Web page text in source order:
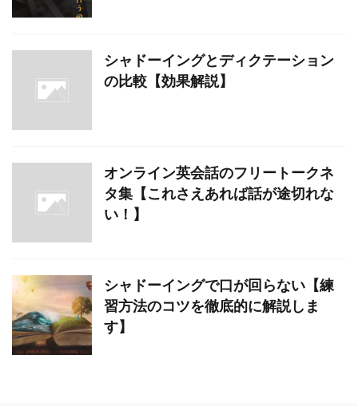
シャドーイングとディクテーション
の比較【効果解説】
オンライン英会話のフリートークネ
タ集【これさえあれば話が途切れな
い！】
シャドーイングで口が回らない【練
習方法のコツを徹底的に解説しま
す】